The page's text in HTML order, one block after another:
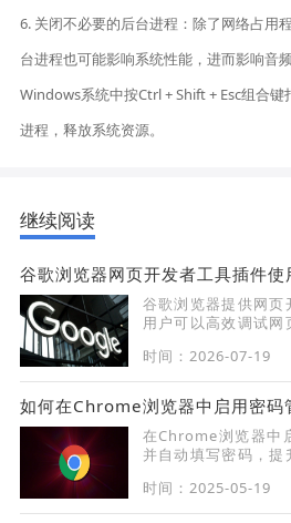
6. 关闭不必要的后台进程：除了网络占用
台进程也可能影响系统性能，进而影响音
Windows系统中按Ctrl + Shift + Esc组合
进程，释放系统资源。
继续阅读
谷歌浏览器网页开发者工具插件使
谷歌浏览器提供网页
用户可以高效调试网
化网页开发流程，同
作便利性。
时间：2026-07-19
如何在Chrome浏览器中启用密码
在Chrome浏览器中
并自动填写密码，提
时间：2025-05-19